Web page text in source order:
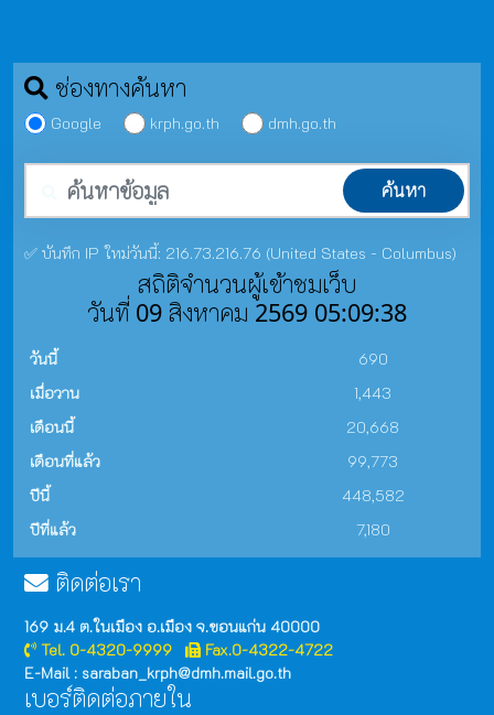
ช่องทางค้นหา
Google krph.go.th dmh.go.th
ค้นหา
✅ บันทึก IP ใหม่วันนี้: 216.73.216.76 (United States - Columbus)
สถิติจำนวนผู้เข้าชมเว็บ
วันที่ 09 สิงหาคม 2569 05:09:38
วันนี้
690
เมื่อวาน
1,443
เดือนนี้
20,668
เดือนที่แล้ว
99,773
ปีนี้
448,582
ปีที่แล้ว
7,180
ติดต่อเรา
169 ม.4 ต.ในเมือง อ.เมือง จ.ขอนแก่น 40000
Tel. 0-4320-9999
Fax.0-4322-4722
E-Mail : saraban_krph@dmh.mail.go.th
เบอร์ติดต่อภายใน